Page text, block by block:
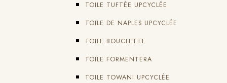
TOILE TUFTÉE UPCYCLÉE
TOILE DE NAPLES UPCYCLÉE
TOILE BOUCLETTE
TOILE FORMENTERA
TOILE TOWANI UPCYCLÉE